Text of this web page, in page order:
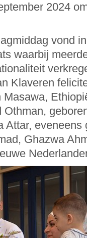
2024
vond
waarbij
Klaveren
Attar, eveneens
Ghazwa